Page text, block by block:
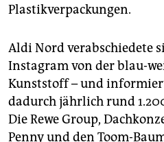
Plastikverpackungen.
Aldi Nord verabschiedete
Instagram von der blau-
Kunststoff – und
dadurch jährlich rund
Die Rewe Group,
Penny und den Toom-